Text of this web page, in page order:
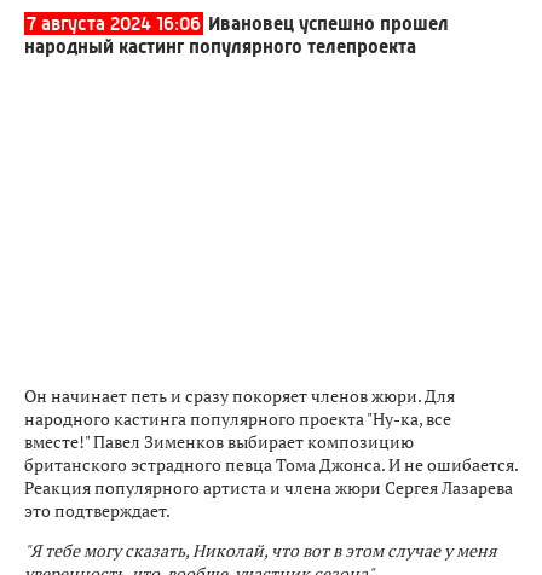
7 августа 2024 16:06 Ивановец успешно прошел
народный кастинг популярного телепроекта
Он начинает петь и сразу покоряет членов жюри. Для
народного кастинга популярного проекта "Ну-ка, все
вместе!" Павел Зименков выбирает композицию
британского эстрадного певца Тома Джонса. И не ошибается.
Реакция популярного артиста и члена жюри Сергея Лазарева
это подтверждает.
"Я тебе могу сказать, Николай, что вот в этом случае у меня